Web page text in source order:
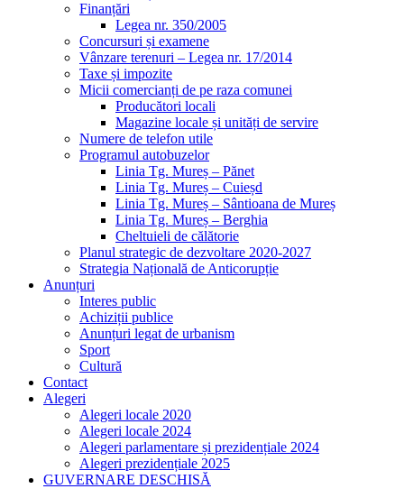
Finanțări
Legea nr. 350/2005
Concursuri și examene
Vânzare terenuri – Legea nr. 17/2014
Taxe și impozite
Micii comercianți de pe raza comunei
Producători locali
Magazine locale și unități de servire
Numere de telefon utile
Programul autobuzelor
Linia Tg. Mureș – Pănet
Linia Tg. Mureș – Cuieșd
Linia Tg. Mureș – Sântioana de Mureș
Linia Tg. Mureș – Berghia
Cheltuieli de călătorie
Planul strategic de dezvoltare 2020-2027
Strategia Națională de Anticorupție
Anunțuri
Interes public
Achiziții publice
Anunțuri legat de urbanism
Sport
Cultură
Contact
Alegeri
Alegeri locale 2020
Alegeri locale 2024
Alegeri parlamentare și prezidențiale 2024
Alegeri prezidențiale 2025
GUVERNARE DESCHISĂ